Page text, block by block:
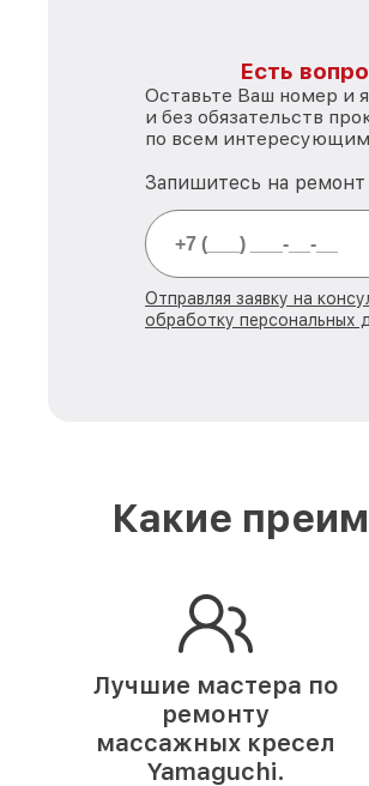
Есть
Оставьте Ваш номер и
и без обязательств
по всем
Запишитесь на ремонт
Отправляя заявку на
обработку персональных
Какие
Лучшие мастера по
ремонту
массажных кресел
Yamaguchi.